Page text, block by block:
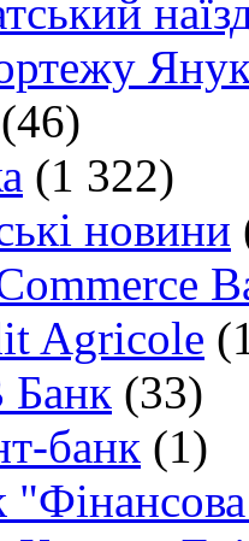
(46)
(1 322)
новини
Agricole
Банк (33)
банк (1)
"Фінансова